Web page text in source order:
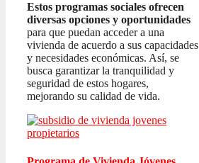
Estos programas sociales ofrecen
diversas opciones y oportunidades
para que puedan acceder a una
vivienda de acuerdo a sus capacidades
y necesidades económicas. Así, se
busca garantizar la tranquilidad y
seguridad de estos hogares,
mejorando su calidad de vida.